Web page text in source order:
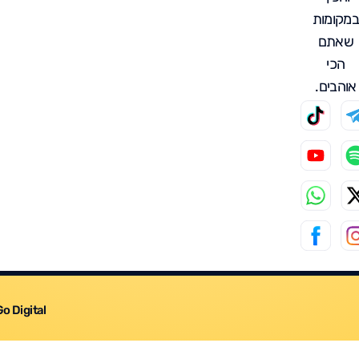
במקומות
שאתם
הכי
אוהבים.
Digital